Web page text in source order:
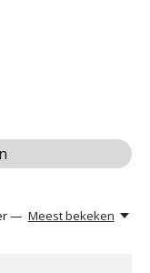
— Meest bekeken